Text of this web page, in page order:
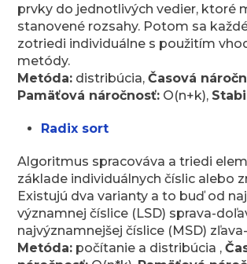
prvky do jednotlivých vedier, ktoré
stanovené rozsahy. Potom sa
zotriedi individuálne s použitím
metódy.
Metóda: distribúcia,Časová
Pamäťová náročnosť: O(n+k),
Radix sort
Algoritmus spracováva a triedi
základe individuálnych číslic alebo
Existujú dva varianty a to buď od
významnej číslice (LSD) sprava-
najvýznamnejšej číslice (MSD)
Metóda: počítanie a distribúcia ,